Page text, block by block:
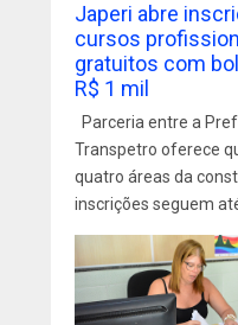
Japeri abre
cursos
gratuitos com
R$ 1 mil
Parceria entre a
Transpetro oferece
quatro áreas da
inscrições seguem